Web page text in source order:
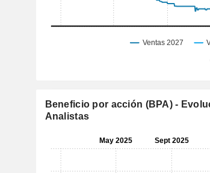
Beneficio por acción (BPA) -
Analistas